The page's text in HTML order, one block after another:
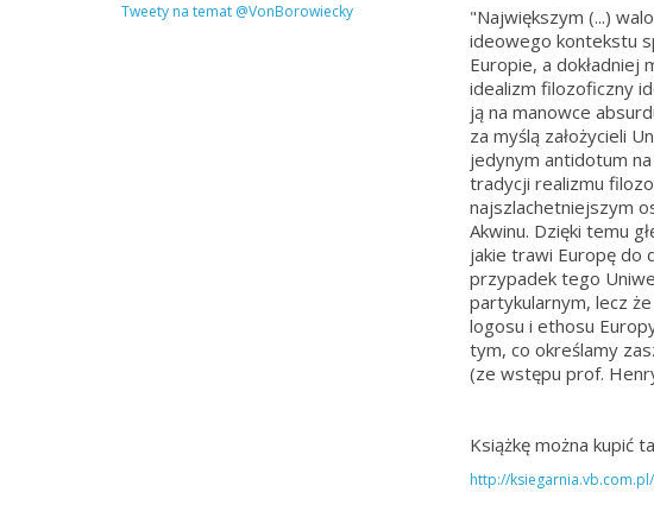
Tweety na temat @VonBorowiecky
"Największym (...)
ideowego kontekstu
Europie, a dokładniej
idealizm filozoficzny
ją na manowce
za myślą założycieli
jedynym antidotum
tradycji realizmu
najszlachetniejszym
Akwinu. Dzięki temu
jakie trawi Europę do
przypadek tego
partykularnym, lecz
logosu i ethosu
tym, co określamy
(ze wstępu prof.
Książkę można kupić
http://